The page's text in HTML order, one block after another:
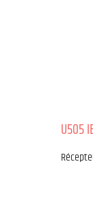
U505